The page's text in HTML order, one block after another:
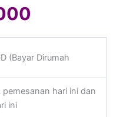
(Bayar Dirumah
pemesanan hari ini dan
ini